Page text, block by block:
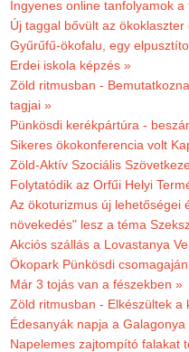
Ingyenes online tanfolyamok
Új taggal bővült az ökoklaszter
Gyűrűfű-ökofalu, egy
Erdei iskola képzés »
Zöld ritmusban -
tagjai »
Pünkösdi kerékpártúra -
Sikeres ökokonferencia volt
Zöld-Aktív Szociális
Folytatódik az Orfűi Helyi
Az ökoturizmus új lehetőségei
növekedés" lesz a téma
Akciós szállás a Lovastanya
Ökopark Pünkösdi
Már 3 tojás van a fészekben »
Zöld ritmusban - Elkészültek
Édesanyák napja a
Napelemes zajtompító falakat